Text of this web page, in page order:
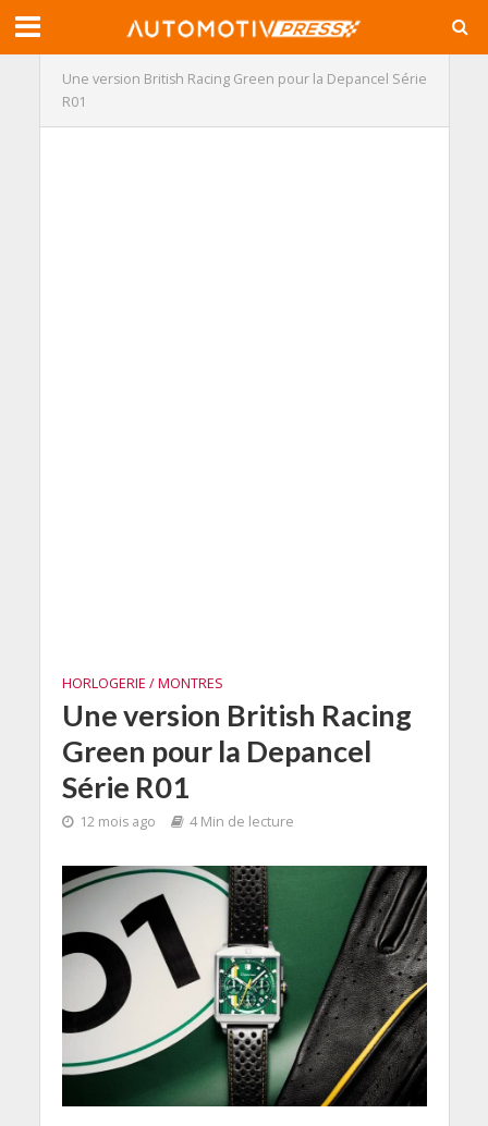
Une version British Racing Green pour la Depancel Série
R01
HORLOGERIE / MONTRES
Une version British Racing
Green pour la Depancel
Série R01
12 mois ago 4 Min de lecture